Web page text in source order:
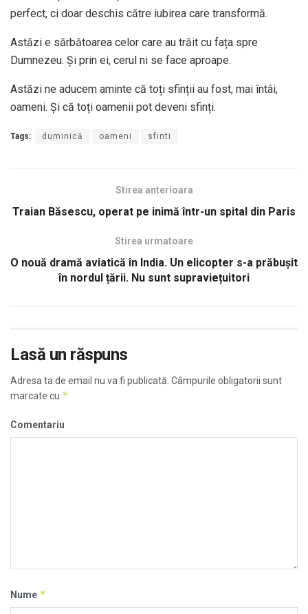
perfect, ci doar deschis către iubirea care transformă.
Astăzi e sărbătoarea celor care au trăit cu fața spre
Dumnezeu. Și prin ei, cerul ni se face aproape.
Astăzi ne aducem aminte că toți sfinții au fost, mai întâi,
oameni. Și că toți oamenii pot deveni sfinți.
Tags: duminică oameni sfinti
Stirea anterioara
Traian Băsescu, operat pe inimă într-un spital din Paris
Stirea urmatoare
O nouă dramă aviatică în India. Un elicopter s-a prăbușit
în nordul țării. Nu sunt supraviețuitori
Lasă un răspuns
Adresa ta de email nu va fi publicată. Câmpurile obligatorii sunt
marcate cu *
Comentariu
Nume *